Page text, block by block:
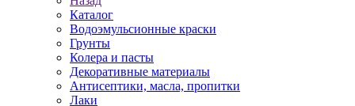
Каталог
Водоэмульсионные краски
Грунты
Колера и пасты
Декоративные материалы
Антисептики, масла, пропитки
Лаки